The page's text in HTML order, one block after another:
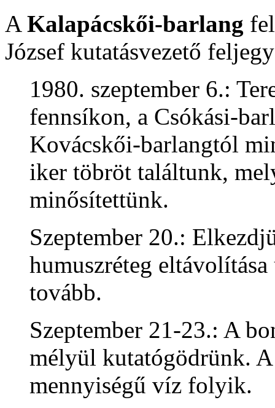
A Kalapácskői-barlang
József kutatásvezető
1980. szeptember 6.:
fennsíkon, a Csókási-
Kovácskői-barlangtól
iker töbröt találtunk,
minősítettünk.
Szeptember 20.:
humuszréteg
tovább.
Szeptember 21-23.: A
mélyül kutatógödrünk.
mennyiségű víz folyik.